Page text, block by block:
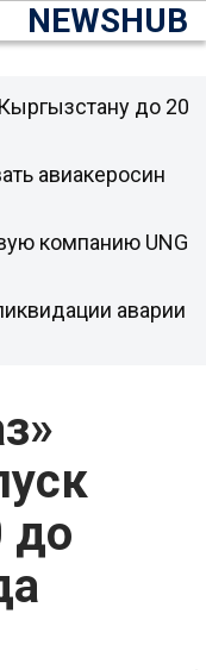
NEWSHUB
до
до 20
авиакеросин
компанию UNG
аварии